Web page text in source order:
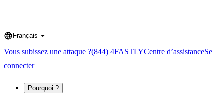
Language
Français
Vous subissez une attaque ?(844) 4FASTLYCentre d’assistanceSe
connecter
Pourquoi ?